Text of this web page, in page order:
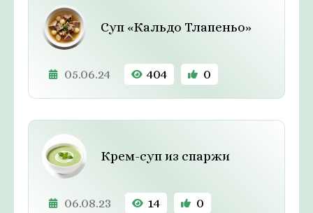
Суп «Кальдо Тлапеньо»
05.06.24 404 0
Крем-суп из спаржи
06.08.23 14 0